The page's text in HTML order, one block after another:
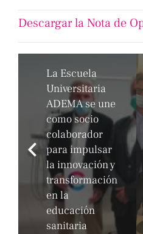
Descargar la Nota de
La Escuela
Universitaria
ADEMA se une
como socio
colaborador
para impulsar
la innovación y
transformación
en la
educación
sanitaria